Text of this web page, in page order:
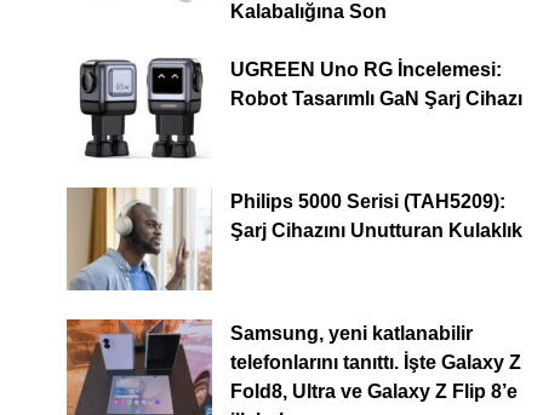
Kalabalığına Son
UGREEN Uno RG İncelemesi:
Robot Tasarımlı GaN Şarj Cihazı
Philips 5000 Serisi (TAH5209):
Şarj Cihazını Unutturan Kulaklık
Samsung, yeni katlanabilir
telefonlarını tanıttı. İşte Galaxy Z
Fold8, Ultra ve Galaxy Z Flip 8’e